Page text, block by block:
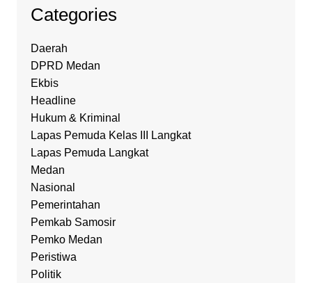
Categories
Daerah
DPRD Medan
Ekbis
Headline
Hukum & Kriminal
Lapas Pemuda Kelas III Langkat
Lapas Pemuda Langkat
Medan
Nasional
Pemerintahan
Pemkab Samosir
Pemko Medan
Peristiwa
Politik